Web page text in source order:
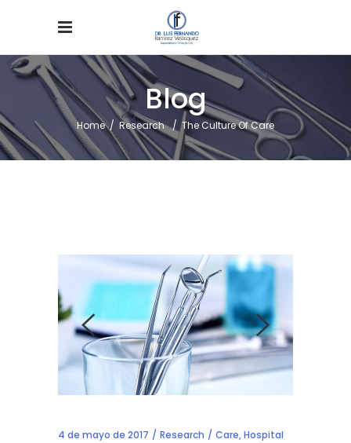
Blog
Home/ Research /The Culture Of Care
4 de mayo de 2017 Research Care,Hospital